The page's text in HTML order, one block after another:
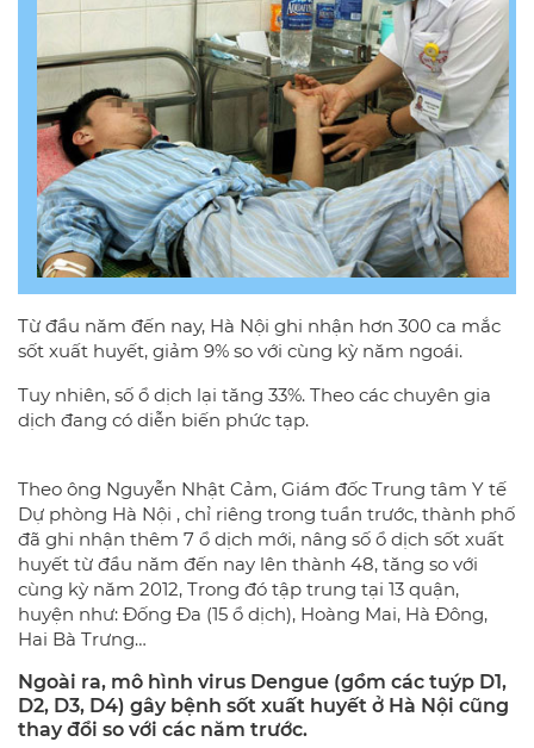
Từ đầu năm đến nay, Hà Nội ghi nhận hơn 300 ca mắc
sốt xuất huyết, giảm 9% so với cùng kỳ năm ngoái.
Tuy nhiên, số ổ dịch lại tăng 33%. Theo các chuyên gia
dịch đang có diễn biến phức tạp.
Theo ông Nguyễn Nhật Cảm, Giám đốc Trung tâm Y tế
Dự phòng Hà Nội , chỉ riêng trong tuần trước, thành phố
đã ghi nhận thêm 7 ổ dịch mới, nâng số ổ dịch sốt xuất
huyết từ đầu năm đến nay lên thành 48, tăng so với
cùng kỳ năm 2012, Trong đó tập trung tại 13 quận,
huyện như: Đống Đa (15 ổ dịch), Hoàng Mai, Hà Đông,
Hai Bà Trưng…
Ngoài ra, mô hình virus Dengue (gồm các tuýp D1,
D2, D3, D4) gây bệnh sốt xuất huyết ở Hà Nội cũng
thay đổi so với các năm trước.